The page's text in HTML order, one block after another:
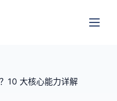
10 大核心能力详解